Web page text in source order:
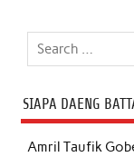
SIAPA DAENG
Amril Taufik